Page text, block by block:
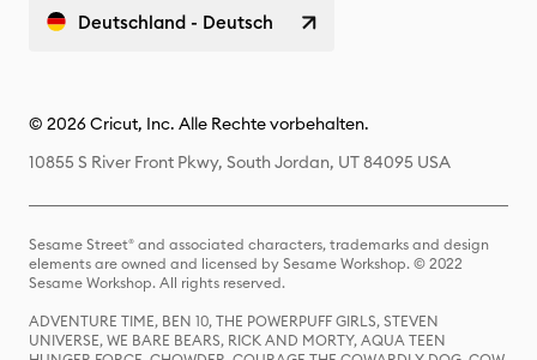
Deutschland - Deutsch
© 2026 Cricut, Inc. Alle Rechte vorbehalten.
10855 S River Front Pkwy, South Jordan, UT 84095 USA
Sesame Street® and associated characters, trademarks and design
elements are owned and licensed by Sesame Workshop. © 2022
Sesame Workshop. All rights reserved.
ADVENTURE TIME, BEN 10, THE POWERPUFF GIRLS, STEVEN
UNIVERSE, WE BARE BEARS, RICK AND MORTY, AQUA TEEN